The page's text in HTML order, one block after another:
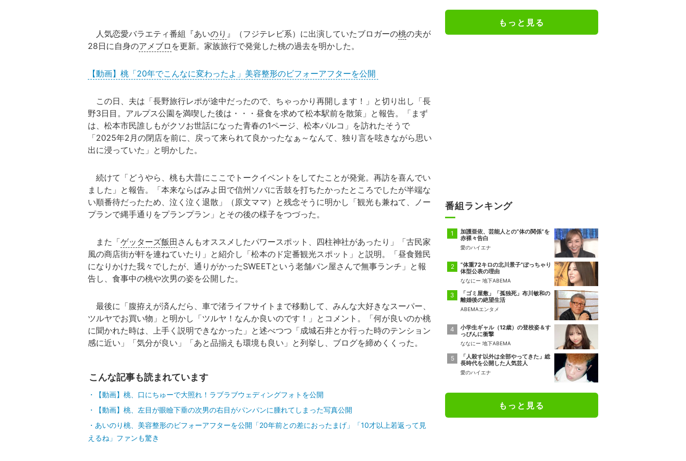
人気恋愛バラエティ番組『あいのり 』（フジテレビ系）に出演していたブロガーの桃の夫が
28日に自身のアメブロ を更新。家族旅行で発覚した桃の過去を明かした。
【動画】桃「20年でこんなに変わったよ」美容整形のビフォーアフターを公開
この日、夫は「長野旅行レポが途中だったので、ちゃっかり再開します！」と切り出し「長
野3日目。アルプス公園を満喫した後は・・・昼食を求めて松本駅前を散策」と報告。「まず
は、松本市民誰しもがクソお世話になった青春の1ページ、松本パルコ」を訪れたそうで
「2025年2月の閉店を前に、戻って来られて良かったなぁ～なんて、独り言を呟きながら思い
出に浸っていた」と明かした。
続けて「どうやら、桃も大昔にここでトークイベントをしてたことが発覚。再訪を喜んでい
ました」と報告。「本来ならばみよ田で信州ソバに舌鼓を打ちたかったところでしたが半端な
い順番待だったため、泣く泣く退散」（原文ママ）と残念そうに明かし「観光も兼ねて、ノー
プランで縄手通りをプランプラン」とその後の様子をつづった。
また「ゲッターズ飯田 さんもオススメしたパワースポット、四柱神社があったり」「古民家
風の商店街が軒を連ねていたり」と紹介し「松本のド定番観光スポット」と説明。「昼食難民
になりかけた我々でしたが、通りがかったSWEETという老舗パン屋さんで無事ランチ」と報
告し、食事中の桃や次男の姿を公開した。
最後に「腹拵えが済んだら、車で渚ライフサイトまで移動して、みんな大好きなスーパー、
ツルヤでお買い物」と明かし「ツルヤ！なんか良いのです！」とコメント。「何が良いのか桃
に聞かれた時は、上手く説明できなかった」と述べつつ「成城石井とか行った時のテンション
感に近い」「気分が良い」「あと品揃えも環境も良い」と列挙し、ブログを締めくくった。
こんな記事も読まれています
【動画】桃、口にちゅーで大照れ！ラブラブウェディングフォトを公開
【動画】桃、左目が眼瞼下垂の次男の右目がパンパンに腫れてしまった写真公開
あいのり桃、美容整形のビフォーアフターを公開「20年前との差におったまげ」「10才以上若返って見
えるね」ファンも驚き
もっと見る
番組ランキング
加護亜依、芸能人との“体の関係”を
赤裸々告白
愛のハイエナ
“体重72キロの北川景子”ぽっちゃり
体型公表の理由
ななにー 地下ABEMA
「ゴミ屋敷」「孤独死」布川敏和の
離婚後の絶望生活
ABEMAエンタメ
小学生ギャル（12歳）の登校姿＆す
っぴんに衝撃
ななにー 地下ABEMA
「人殺す以外は全部やってきた」総
長時代を公開した人気芸人
愛のハイエナ
もっと見る